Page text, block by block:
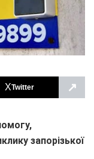
Twitter ↗
запорізької